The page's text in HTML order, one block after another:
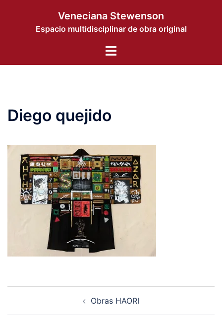
contenido
Veneciana Stewenson
Espacio multidisciplinar de obra original
Alternar
Diego quejido
Obras HAORI